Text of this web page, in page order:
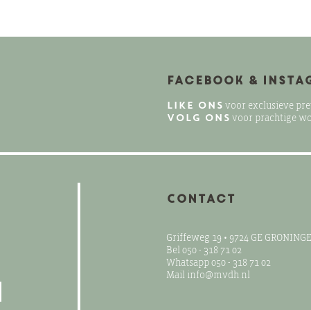
Facebook &
LIKE ONS voor exclusieve
VOLG ONS voor prachtige
Contact
Griffeweg 19 • 9724 GE
Bel 050 - 318 71 02
Whatsapp 050 - 318 71 02
Mail info@mvdh.nl